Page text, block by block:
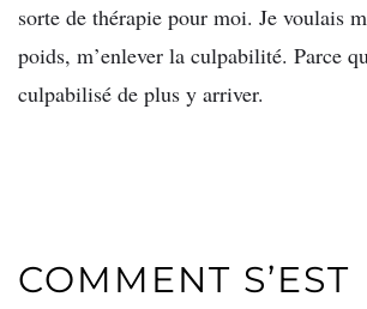
sorte de thérapie pour moi. Je voulais
poids, m’enlever la culpabilité. Parce
culpabilisé de plus y arriver.
COMMENT S’EST